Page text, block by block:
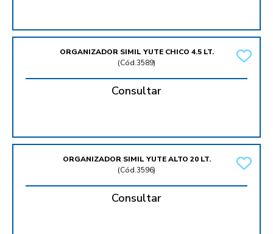
ORGANIZADOR SIMIL YUTE CHICO 4.5 LT.
(Cód.3589)
Consultar
ORGANIZADOR SIMIL YUTE ALTO 20 LT.
(Cód.3596)
Consultar